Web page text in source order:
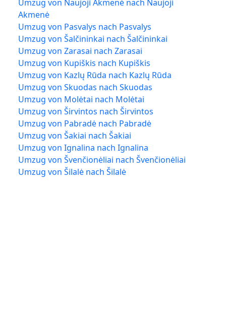
Umzug von Naujoji Akmenė nach Naujoji
Akmenė
Umzug von Pasvalys nach Pasvalys
Umzug von Šalčininkai nach Šalčininkai
Umzug von Zarasai nach Zarasai
Umzug von Kupiškis nach Kupiškis
Umzug von Kazlų Rūda nach Kazlų Rūda
Umzug von Skuodas nach Skuodas
Umzug von Molėtai nach Molėtai
Umzug von Širvintos nach Širvintos
Umzug von Pabradė nach Pabradė
Umzug von Šakiai nach Šakiai
Umzug von Ignalina nach Ignalina
Umzug von Švenčionėliai nach Švenčionėliai
Umzug von Šilalė nach Šilalė